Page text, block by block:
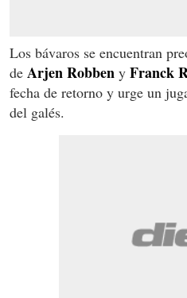
Los bávaros se encuentran
de Arjen Robben y Franck
fecha de retorno y urge un
del galés.